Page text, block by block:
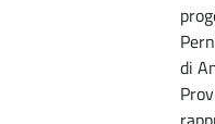
di